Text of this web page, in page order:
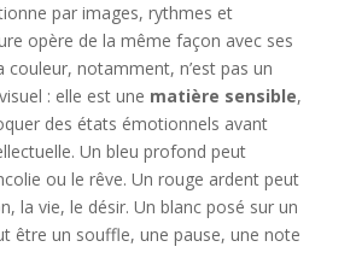
par images, rythmes et
opère de la même façon avec ses
couleur, notamment, n’est pas un
: elle est une matière sensible,
des états émotionnels avant
Un bleu profond peut
ou le rêve. Un rouge ardent peut
la vie, le désir. Un blanc posé sur un
être un souffle, une pause, une note